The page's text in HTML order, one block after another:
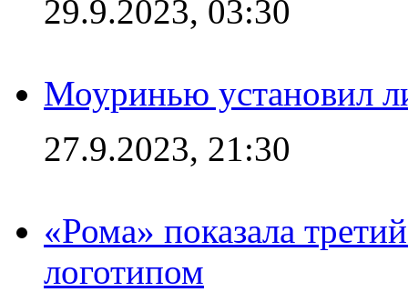
29.9.2023, 03:30
Моуринью установил
27.9.2023, 21:30
«Рома» показала
логотипом